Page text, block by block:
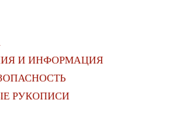
И ИНФОРМАЦИЯ
РУКОПИСИ